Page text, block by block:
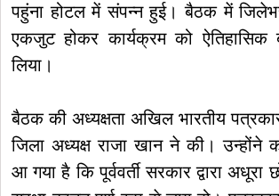
पहुंना होटल में संपन्न हुई। बैठक में
एकजुट होकर कार्यक्रम को
लिया।
बैठक की अध्यक्षता अखिल भारतीय
जिला अध्यक्ष राजा खान ने की।
आ गया है कि पूर्ववर्ती सरकार द्वारा अधूरा